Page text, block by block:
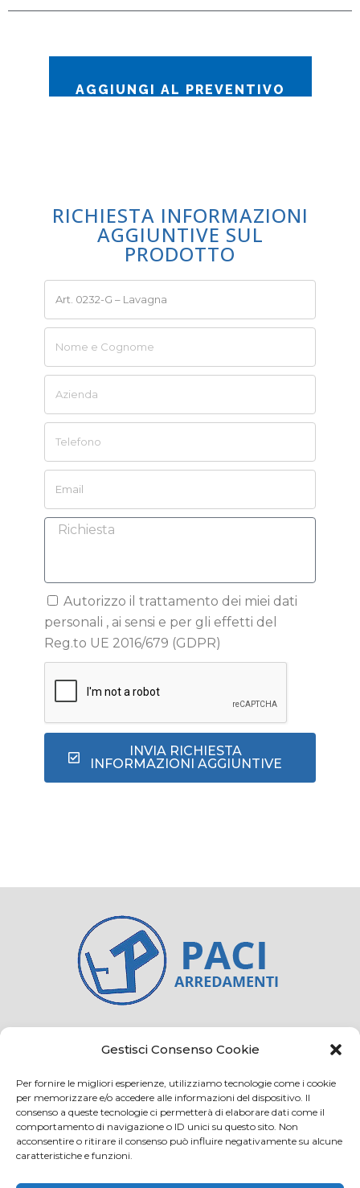
Gestisci Consenso Cookie
Per fornire le migliori esperienze, utilizziamo tecnologie come i cookie
per memorizzare e/o accedere alle informazioni del dispositivo. Il
consenso a queste tecnologie ci permetterà di elaborare dati come il
comportamento di navigazione o ID unici su questo sito. Non
acconsentire o ritirare il consenso può influire negativamente su alcune
caratteristiche e funzioni.
AGGIUNGI AL PREVENTIVO
RICHIESTA INFORMAZIONI
AGGIUNTIVE SUL
PRODOTTO
Autorizzo il trattamento dei miei dati
personali , ai sensi e per gli effetti del
Reg.to UE 2016/679 (GDPR)
INVIA RICHIESTA
INFORMAZIONI AGGIUNTIVE
Credits Privacy and cookie
Via Virginio 358/360
Loc. Anselmo 50025 Montespertoli (FI)
E-mail: info@paciarrediscolastici.com